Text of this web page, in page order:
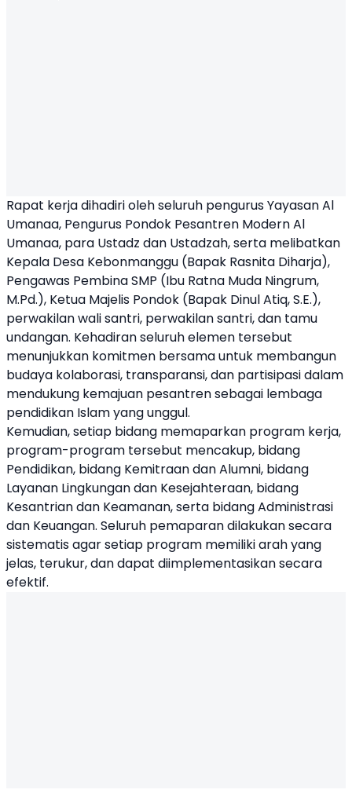
Rapat kerja dihadiri oleh seluruh pengurus Yayasan Al
Umanaa, Pengurus Pondok Pesantren Modern Al
Umanaa, para Ustadz dan Ustadzah, serta melibatkan
Kepala Desa Kebonmanggu (Bapak Rasnita Diharja),
Pengawas Pembina SMP (Ibu Ratna Muda Ningrum,
M.Pd.), Ketua Majelis Pondok (Bapak Dinul Atiq, S.E.),
perwakilan wali santri, perwakilan santri, dan tamu
undangan. Kehadiran seluruh elemen tersebut
menunjukkan komitmen bersama untuk membangun
budaya kolaborasi, transparansi, dan partisipasi dalam
mendukung kemajuan pesantren sebagai lembaga
pendidikan Islam yang unggul.
Kemudian, setiap bidang memaparkan program kerja,
program-program tersebut mencakup, bidang
Pendidikan, bidang Kemitraan dan Alumni, bidang
Layanan Lingkungan dan Kesejahteraan, bidang
Kesantrian dan Keamanan, serta bidang Administrasi
dan Keuangan. Seluruh pemaparan dilakukan secara
sistematis agar setiap program memiliki arah yang
jelas, terukur, dan dapat diimplementasikan secara
efektif.